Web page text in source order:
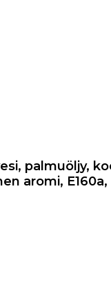
, palmuöljy,
aromi, E160a,